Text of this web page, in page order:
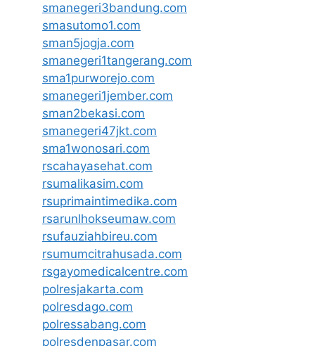
smanegeri3bandung.com
smasutomo1.com
sman5jogja.com
smanegeri1tangerang.com
sma1purworejo.com
smanegeri1jember.com
sman2bekasi.com
smanegeri47jkt.com
sma1wonosari.com
rscahayasehat.com
rsumalikasim.com
rsuprimaintimedika.com
rsarunlhokseumaw.com
rsufauziahbireu.com
rsumumcitrahusada.com
rsgayomedicalcentre.com
polresjakarta.com
polresdago.com
polressabang.com
polresdenpasar.com